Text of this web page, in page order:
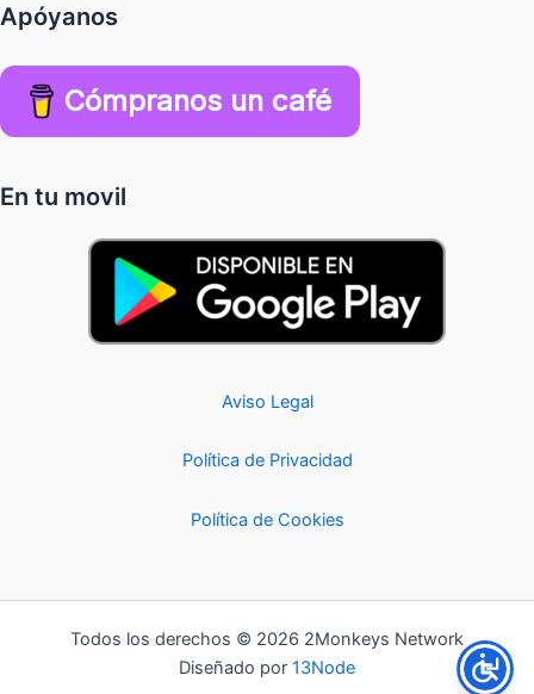
Apóyanos
Cómpranos un café
En tu movil
Aviso Legal
Política de Privacidad
Política de Cookies
Todos los derechos © 2026 2Monkeys Network
Diseñado por 13Node